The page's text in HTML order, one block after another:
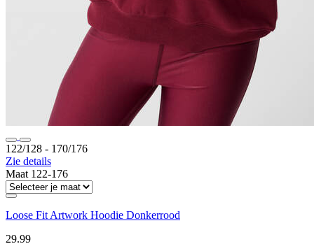
122/128 ‐ 170/176
Zie details
Maat 122-176
Loose Fit Artwork Hoodie Donkerrood
29.99